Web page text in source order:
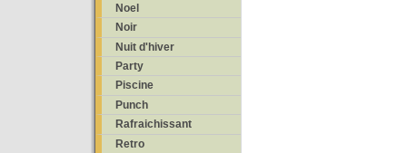
Noel
Noir
Nuit d'hiver
Party
Piscine
Punch
Rafraichissant
Retro